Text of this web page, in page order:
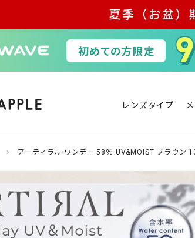
夏季（お盆）
レンズタイプ
アーティラル ワンデー 58％ UV&MOIST ブラウン